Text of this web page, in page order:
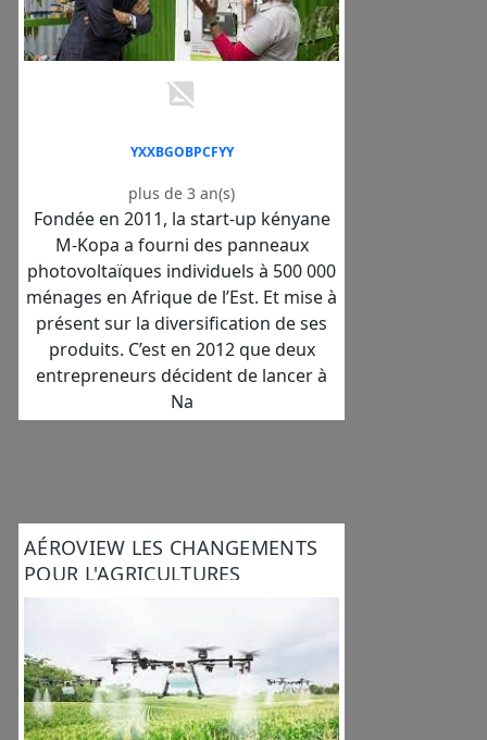
YXXBGOBPCFYY
plus de 3 an(s)
Fondée en 2011, la start-up kényane
M-Kopa a fourni des panneaux
photovoltaïques individuels à 500 000
ménages en Afrique de l’Est. Et mise à
présent sur la diversification de ses
produits. C’est en 2012 que deux
entrepreneurs décident de lancer à
Na
AÉROVIEW LES CHANGEMENTS
POUR L'AGRICULTURES